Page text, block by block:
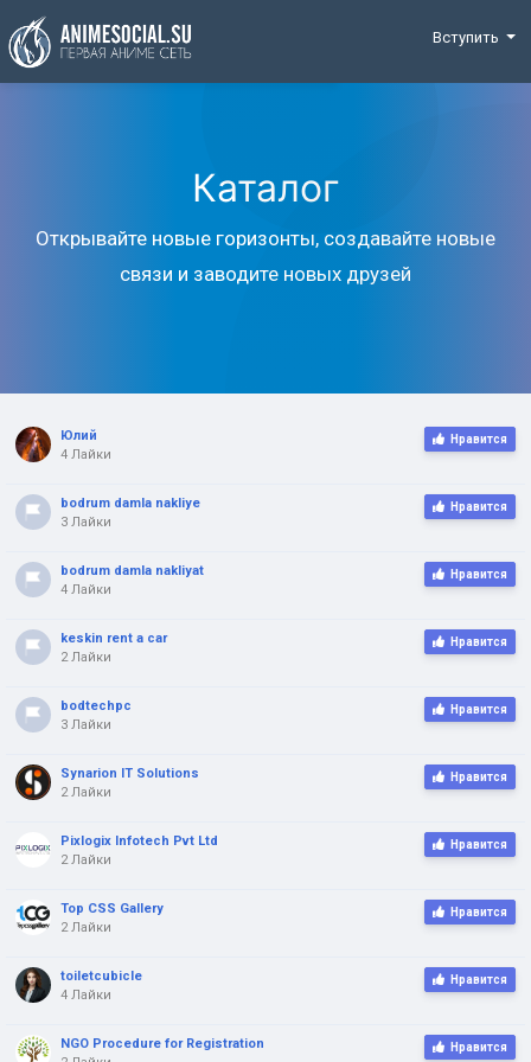
Funding
Вступить
Каталог
Открывайте новые горизонты, создавайте новые
связи и заводите новых друзей
Нравится
Юлий
4 Лайки
Нравится
bodrum damla nakliye
3 Лайки
Нравится
bodrum damla nakliyat
4 Лайки
Нравится
keskin rent a car
2 Лайки
Нравится
bodtechpc
3 Лайки
Нравится
Synarion IT Solutions
2 Лайки
Нравится
Pixlogix Infotech Pvt Ltd
2 Лайки
Нравится
Top CSS Gallery
2 Лайки
Нравится
toiletcubicle
4 Лайки
Нравится
NGO Procedure for Registration